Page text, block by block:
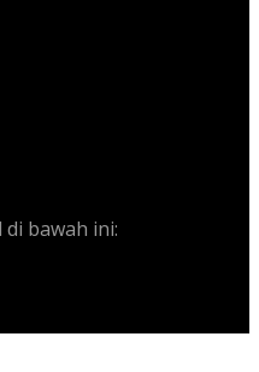
bawah ini: